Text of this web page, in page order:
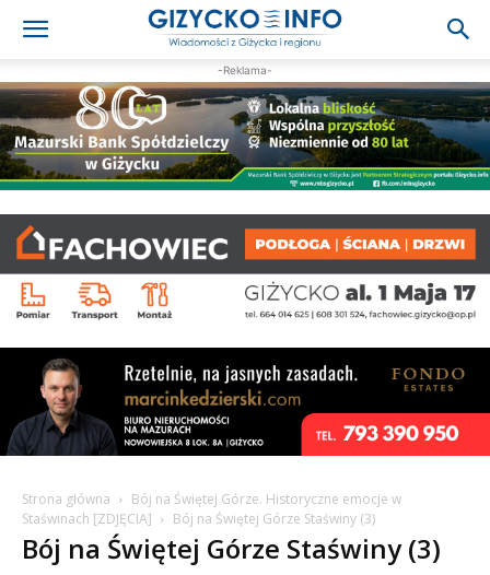
-Reklama-
Strona główna
Bój na Świętej Górze. Historyczne emocje w
Staświnach [ZDJĘCIA]
Bój na Świętej Górze Staświny (3)
Bój na Świętej Górze Staświny (3)